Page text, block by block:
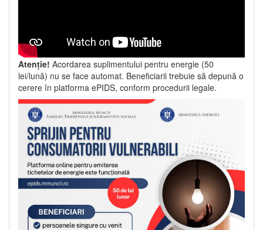
Atenție! Acordarea suplimentului pentru energie (50
lei/lună) nu se face automat. Beneficiarii trebuie să depună o
cerere în platforma ePIDS, conform procedurii legale.